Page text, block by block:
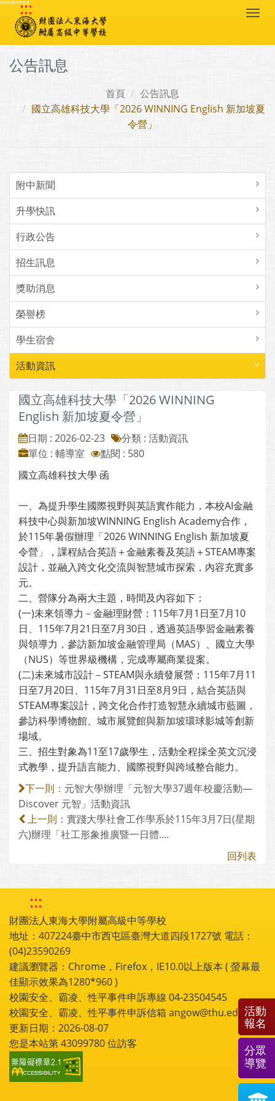
跳到主要內容區塊
:::
公告訊息
首頁
公告訊息
國立高雄科技大學「2026 WINNING English 新加坡夏
令營」
附中新聞
升學快訊
行政公告
招生訊息
獎助消息
榮譽榜
學生宿舍
活動資訊
國立高雄科技大學「2026 WINNING
English 新加坡夏令營」
日期 : 2026-02-23
分類 : 活動資訊
單位 : 輔導室
點閱 : 580
國立高雄科技大學 函
一、為提升學生國際視野與英語實作能力，本校AI金融
科技中心與新加坡WINNING English Academy合作，
於115年暑假辦理「2026 WINNING English 新加坡夏
令營」，課程結合英語＋金融素養及英語＋STEAM專案
設計，並融入跨文化交流與智慧城市探索，內容充實多
元。
二、營隊分為兩大主題，時間及內容如下：
(一)未來領導力－金融理財營：115年7月1日至7月10
日、115年7月21日至7月30日，透過英語學習金融素養
與領導力，參訪新加坡金融管理局（MAS）、國立大學
（NUS）等世界級機構，完成專屬商業提案。
(二)未來城市設計－STEAM與永續發展營：115年7月11
日至7月20日、115年7月31日至8月9日，結合英語與
STEAM專案設計，跨文化合作打造智慧永續城市藍圖，
參訪科學博物館、城市展覽館與新加坡環球影城等創新
場域。
三、招生對象為11至17歲學生，活動全程採全英文沉浸
式教學，提升語言能力、國際視野與跨域整合能力。
下一則： 元智大學辦理「元智大學37週年校慶活動—
Discover 元智」活動資訊
上一則： 實踐大學社會工作學系於115年3月7日(星期
六)辦理「社工形象推廣暨一日體....
回列表
:::
財團法人東海大學附屬高級中等學校
地址：407224臺中市西屯區臺灣大道四段1727號 電話：
(04)23590269
建議瀏覽器：Chrome，Firefox，IE10.0以上版本 ( 螢幕最
佳顯示效果為1280*960 )
校園安全、霸凌、性平事件申訴專線 04-23504545
校園安全、霸凌、性平事件申訴信箱 angow@thu.edu.tw
更新日期：2026-08-07
您是本站第43099780位訪客
活動
報名
分眾
導覽